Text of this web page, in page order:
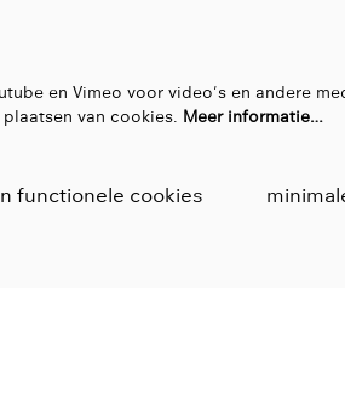
en Vimeo voor video's en andere
van cookies. Meer informatie…
functionele cookies